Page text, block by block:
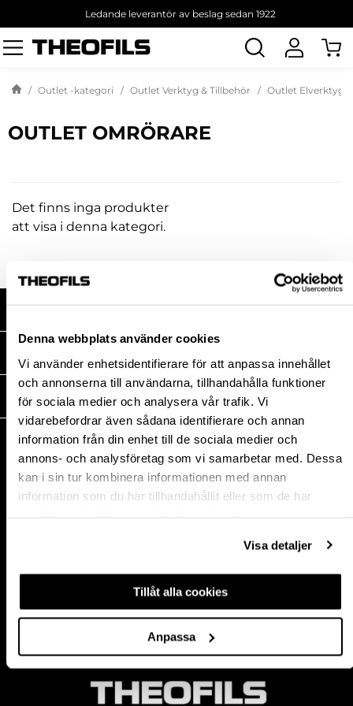
Denna webbplats använder cookies
Vi använder enhetsidentifierare för att anpassa innehållet
och annonserna till användarna, tillhandahålla funktioner
för sociala medier och analysera vår trafik. Vi
vidarebefordrar även sådana identifierare och annan
information från din enhet till de sociala medier och
annons- och analysföretag som vi samarbetar med. Dessa
kan i sin tur kombinera informationen med annan
information som du har tillhandahållit eller som de har
Visa detaljer
Tillåt alla cookies
Anpassa
Ledande leverantör av beslag sedan 1922
Sök
produkt
Outlet -kategori Outlet Verktyg & Tillbehör Outlet Elverktyg
OUTLET OMRÖRARE
Det finns inga produkter
att visa i denna kategori.
THEOFILS
KONTAKT
Postadress:
BOX 1009 551 11
Jönköping, Sweden
Tel:+46 (0)10-178 13 00
Org. nr 556154-8925